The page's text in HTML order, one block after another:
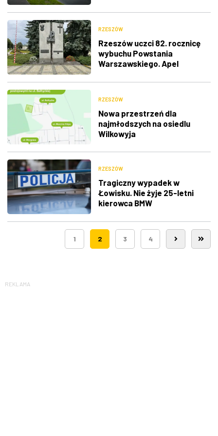
RZESZÓW
Rzeszów uczci 82. rocznicę
wybuchu Powstania
Warszawskiego. Apel
wspólne śpiewanie
RZESZÓW
Nowa przestrzeń dla
najmłodszych na osiedlu
Wilkowyja
RZESZÓW
Tragiczny wypadek w
Łowisku. Nie żyje 25-letni
kierowca BMW
1 2 3 4
REKLAMA